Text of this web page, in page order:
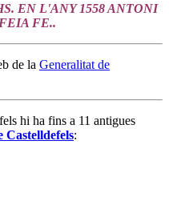
EN L'ANY 1558 ANTONI
FE..
de la Generalitat de
hi ha fins a 11 antigues
Castelldefels: